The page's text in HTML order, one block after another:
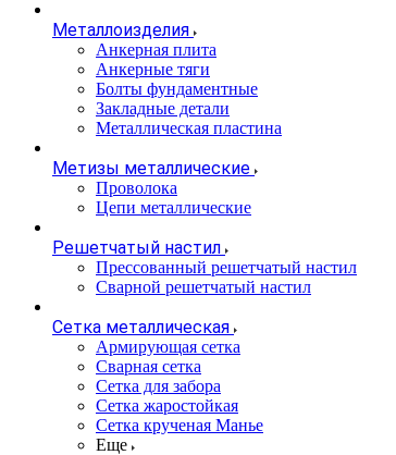
Металлоизделия
Анкерная плита
Анкерные тяги
Болты фундаментные
Закладные детали
Металлическая пластина
Метизы металлические
Проволока
Цепи металлические
Решетчатый настил
Прессованный решетчатый настил
Сварной решетчатый настил
Сетка металлическая
Армирующая сетка
Сварная сетка
Сетка для забора
Сетка жаростойкая
Сетка крученая Манье
Еще